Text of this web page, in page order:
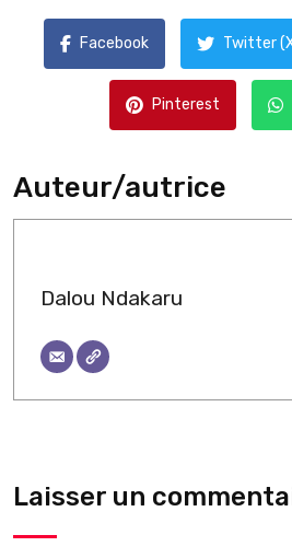
Facebook Twitter
Pinterest
Auteur/autrice
Dalou Ndakaru
Laisser un